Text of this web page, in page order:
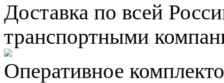
Доставка по всей
транспортными
Оперативное